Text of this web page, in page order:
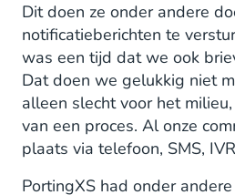
Dit doen ze onder andere
notificatieberichten te
was een tijd dat we ook
Dat doen we gelukkig niet
alleen slecht voor het
van een proces. Al onze
plaats via telefoon, SMS,
PortingXS had onder